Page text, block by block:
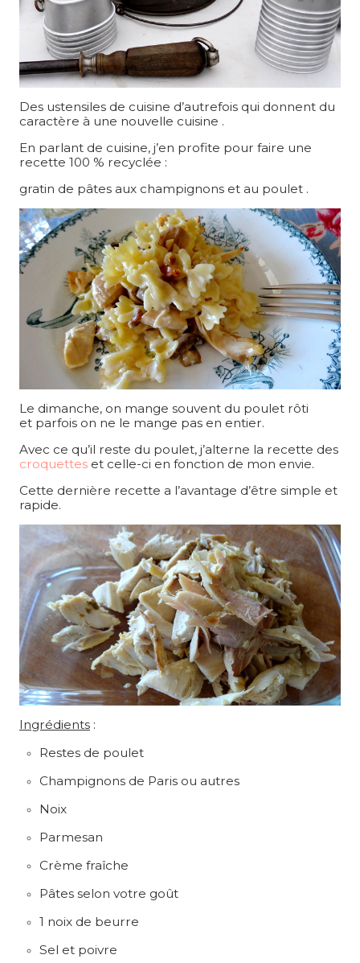
Des ustensiles de cuisine d’autrefois qui donnent du
caractère à une nouvelle cuisine .
En parlant de cuisine, j’en profite pour faire une
recette 100 % recyclée :
gratin de pâtes aux champignons et au poulet .
Le dimanche, on mange souvent du poulet rôti
et parfois on ne le mange pas en entier.
Avec ce qu’il reste du poulet, j’alterne la recette des
croquettes et celle-ci en fonction de mon envie.
Cette dernière recette a l’avantage d’être simple et
rapide.
Ingrédients :
Restes de poulet
Champignons de Paris ou autres
Noix
Parmesan
Crème fraîche
Pâtes selon votre goût
1 noix de beurre
Sel et poivre